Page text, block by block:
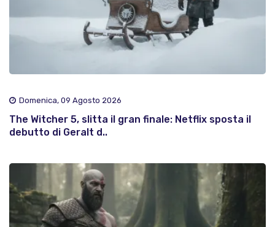
Domenica, 09 Agosto 2026
The Witcher 5, slitta il gran finale: Netflix sposta il
debutto di Geralt d..